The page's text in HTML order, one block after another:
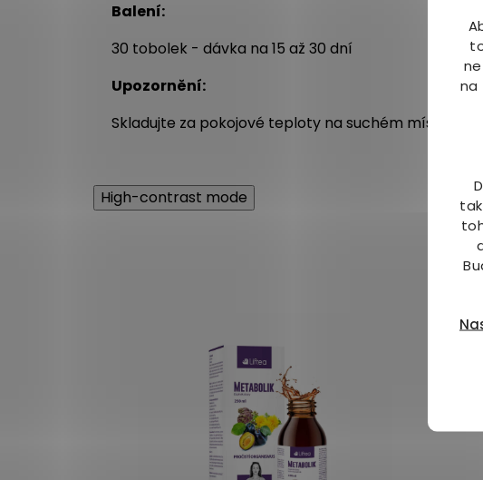
na
Balení:
30 tobolek - dávka na 15 až 30 dní
Upozornění:
Skladujte za pokojové teploty na suchém místě
High-contrast mode